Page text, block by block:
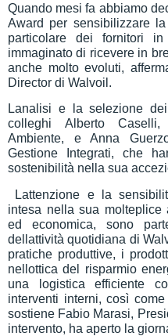
Quando mesi fa abbiamo
Award per sensibilizzare
particolare dei fornitori
immaginato di ricevere in
anche molto evoluti,
Director di Walvoil.
Lanalisi e la selezione
colleghi Alberto
Ambiente, e Anna
Gestione Integrati, che
sostenibilità nella sua
 Lattenzione e la
intesa nella sua molteplice
ed economica, sono
dellattività quotidiana di
pratiche produttive, i
nellottica del risparmio
una logistica efficiente
interventi interni, così come
sostiene Fabio Marasi,
intervento, ha aperto la